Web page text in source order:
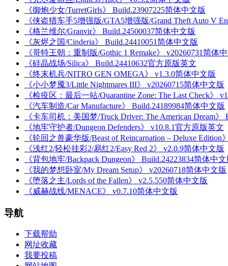
《御炮少女/TurretGirls》 Build.23907225简体中文版
《侠盗猎车手5增强版/GTA5增强版/Grand Theft Auto V
《格兰维尔/Granvir》 Build.24500037简体中文版
《灰烬之国/Cinderia》 Build.24410051简体中文版
《哥特王朝：重制版/Gothic 1 Remake》 v20260731简体
《硅晶战场/Silica》 Build.24410632官方原版英文
《终末机兵/NITRO GEN OMEGA》 v1.3.0简体中文版
《小小梦魇3/Little Nightmares III》 v20260715简体中文版
《检疫区：最后一站/Quarantine Zone: The Last Check》
《汽车制造/Car Manufacture》 Build.24189984简体中文版
《卡车司机：美国梦/Truck Driver: The American Dream
《地牢守护者/Dungeon Defenders》 v10.8.1官方原版英文
《轮回之兽豪华版/Beast of Reincarnation – Deluxe Edition
《浅红2/轻松挂彩2/易红2/Easy Red 2》 v2.0.9简体中文版
《背包地牢/Backpack Dungeon》 Build.24223834简体中
《我的梦想卧室/My Dream Setup》 v20260718简体中文版
《堕落之主/Lords of the Fallen》 v2.5.550简体中文版
《威赫战线/MENACE》 v0.7.10简体中文版
导航
下载帮助
网址收藏
我要投稿